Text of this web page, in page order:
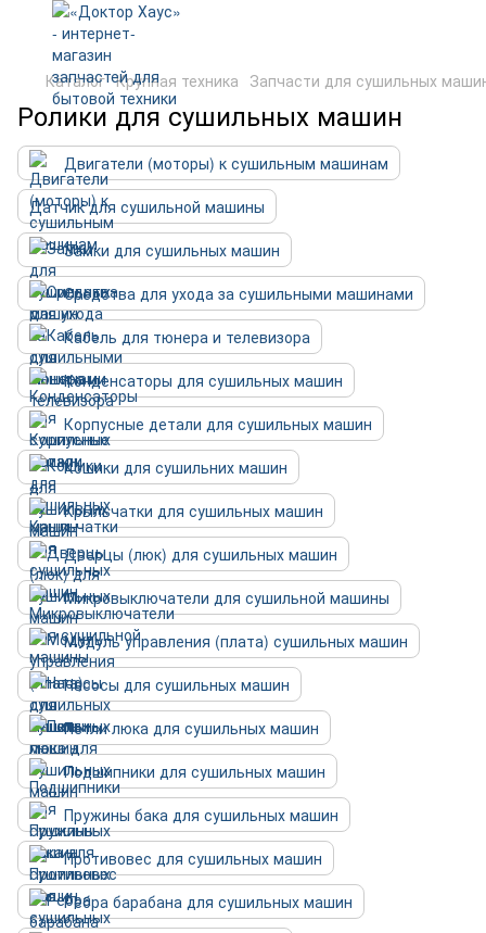
Каталог Крупная техника Запчасти для сушильных
Ролики для сушильных машин
Двигатели (моторы) к сушильным машинам
Датчик для сушильной машины
Замки для сушильных машин
Средства для ухода за сушильными машинами
Кабель для тюнера и телевизора
Конденсаторы для сушильных машин
Корпусные детали для сушильных машин
Кошики для сушильних машин
Крыльчатки для сушильных машин
Дверцы (люк) для сушильных машин
Микровыключатели для сушильной машины
Модуль управления (плата) сушильных машин
Насосы для сушильных машин
Петли люка для сушильных машин
Подшипники для сушильных машин
Пружины бака для сушильных машин
Противовес для сушильных машин
Ребра барабана для сушильных машин